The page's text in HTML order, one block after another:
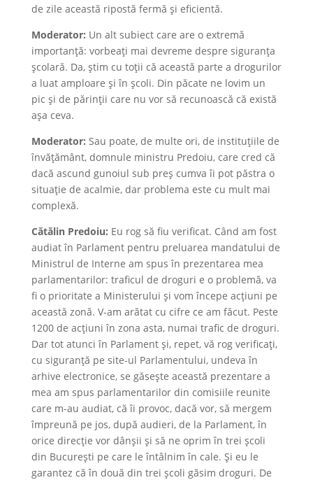
de zile această ripostă fermă și eficientă.
Moderator: Un alt subiect care are o extremă
importanță: vorbeați mai devreme despre siguranța
școlară. Da, știm cu toții că această parte a drogurilor
a luat amploare și în școli. Din păcate ne lovim un
pic și de părinții care nu vor să recunoască că există
așa ceva.
Moderator: Sau poate, de multe ori, de instituțiile de
învățământ, domnule ministru Predoiu, care cred că
dacă ascund gunoiul sub preș cumva îi pot păstra o
situație de acalmie, dar problema este cu mult mai
complexă.
Cătălin Predoiu: Eu rog să fiu verificat. Când am fost
audiat în Parlament pentru preluarea mandatului de
Ministrul de Interne am spus în prezentarea mea
parlamentarilor: traficul de droguri e o problemă, va
fi o prioritate a Ministerului și vom începe acțiuni pe
această zonă. V-am arătat cu cifre ce am făcut. Peste
1200 de acțiuni în zona asta, numai trafic de droguri.
Dar tot atunci în Parlament și, repet, vă rog verificați,
cu siguranță pe site-ul Parlamentului, undeva în
arhive electronice, se găsește această prezentare a
mea am spus parlamentarilor din comisiile reunite
care m-au audiat, că îi provoc, dacă vor, să mergem
împreună pe jos, după audieri, de la Parlament, în
orice direcție vor dânșii și să ne oprim în trei școli
din București pe care le întâlnim în cale. Și eu le
garantez că în două din trei școli găsim droguri. De